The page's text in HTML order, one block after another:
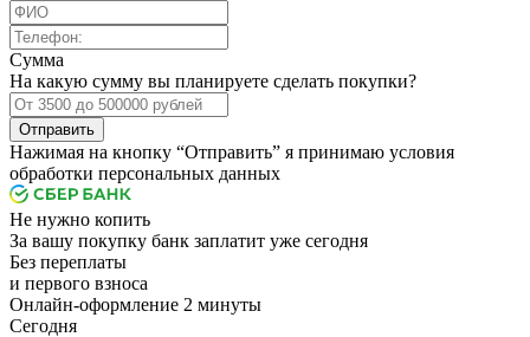
Сумма
На какую сумму вы планируете сделать покупки?
Отправить
Нажимая на кнопку “Отправить” я принимаю условия
обработки персональных данных
Не нужно копить
За вашу покупку банк заплатит уже сегодня
Без переплаты
и первого взноса
Онлайн-оформление 2 минуты
Cегодня